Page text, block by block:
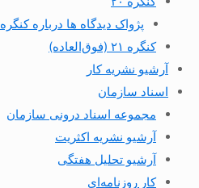
پژواک دیدگاه ها درباره کنگره ۲۰
کنگره ۲۱ (فوق‌العاده)
آرشیو نشریه کار
اسناد سازمان
مجموعه اسناد درونی سازمان
آرشیو نشریه اکثریت
آرشیو تحلیل هفتگی
کار روزنامه‌ای